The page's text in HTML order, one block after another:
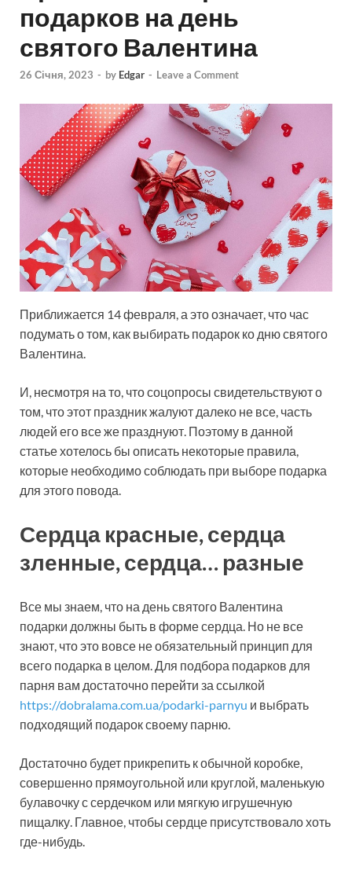
подарков на день
святого Валентина
26 Січня, 2023 - by Edgar - Leave a Comment
Приближается 14 февраля, а это означает, что час
подумать о том, как выбирать подарок ко дню святого
Валентина.
И, несмотря на то, что соцопросы свидетельствуют о
том, что этот праздник жалуют далеко не все, часть
людей его все же празднуют. Поэтому в данной
статье хотелось бы описать некоторые правила,
которые необходимо соблюдать при выборе подарка
для этого повода.
Сердца красные, сердца
зленные, сердца… разные
Все мы знаем, что на день святого Валентина
подарки должны быть в форме сердца. Но не все
знают, что это вовсе не обязательный принцип для
всего подарка в целом. Для подбора подарков для
парня вам достаточно перейти за ссылкой
https://dobralama.com.ua/podarki-parnyu и выбрать
подходящий подарок своему парню.
Достаточно будет прикрепить к обычной коробке,
совершенно прямоугольной или круглой, маленькую
булавочку с сердечком или мягкую игрушечную
пищалку. Главное, чтобы сердце присутствовало хоть
где-нибудь.